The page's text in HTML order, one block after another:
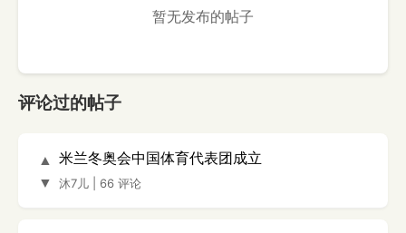
暂无发布的帖子
评论过的帖子
▲
▼
米兰冬奥会中国体育代表团成立
沐7儿 66 评论